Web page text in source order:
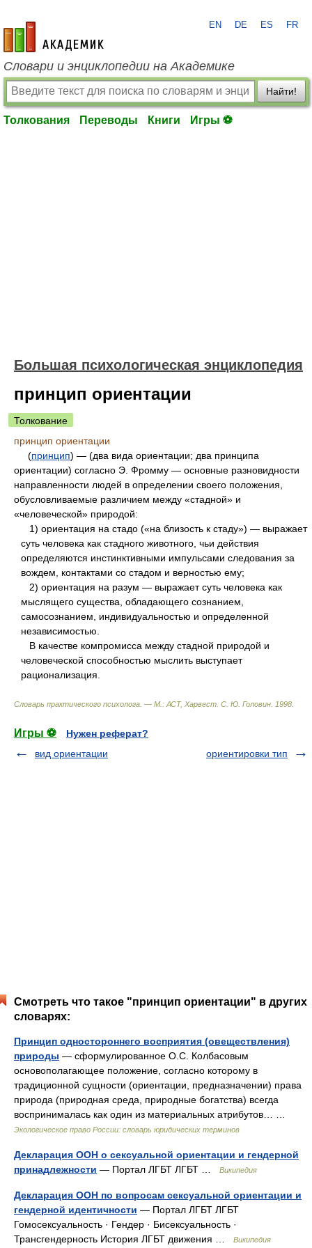
academic.ru
EN DE ES FR
Словари и энциклопедии на Академике
Найти!
Толкования Переводы Книги Игры ⚽
Большая психологическая энциклопедия
принцип ориентации
Толкование
принцип ориентации
(принцип) — (два вида ориентации; два принципа
ориентации) согласно Э. Фромму — основные разновидности
направленности людей в определении своего положения,
обусловливаемые различием между «стадной» и
«человеческой» природой:
1) ориентация на стадо («на близость к стаду») — выражает
суть человека как стадного животного, чьи действия
определяются инстинктивными импульсами следования за
вождем, контактами со стадом и верностью ему;
2) ориентация на разум — выражает суть человека как
мыслящего существа, обладающего сознанием,
самосознанием, индивидуальностью и определенной
независимостью.
В качестве компромисса между стадной природой и
человеческой способностью мыслить выступает
рационализация.
Словарь практического психолога. — М.: АСТ, Харвест С. Ю. Головин 1998
Игры ⚽
Нужен реферат?
вид ориентации
ориентировки тип
Смотреть что такое "принцип ориентации" в других
словарях:
Принцип одностороннего восприятия (овеществления)
природы — сформулированное О.С. Колбасовым
основополагающее положение, согласно которому в
традиционной сущности (ориентации, предназначении) права
природа (природная среда, природные богатства) всегда
воспринималась как один из материальных атрибутов… …
Экологическое право России: словарь юридических терминов
Декларация ООН о сексуальной ориентации и гендерной
принадлежности — Портал ЛГБТ ЛГБТ … Википедия
Декларация ООН по вопросам сексуальной ориентации и
гендерной идентичности — Портал ЛГБТ ЛГБТ
Гомосексуальность · Гендер · Бисексуальность ·
Трансгендерность История ЛГБТ движения …
Википедия